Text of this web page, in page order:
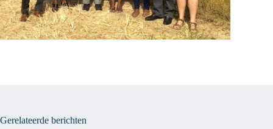
Gerelateerde berichten